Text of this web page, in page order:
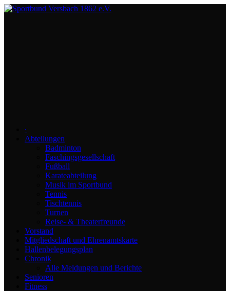
∙
Abteilungen
Badminton
Faschingsgesellschaft
Fußball
Karateabteilung
Musik im Sportbund
Tennis
Tischtennis
Turnen
Reise- & Theaterfreunde
Vorstand
Mitgliedschaft und Ehrenamtskarte
Hallenbelegungsplan
Chronik
Alle Meldungen und Berichte
Senioren
Fitness